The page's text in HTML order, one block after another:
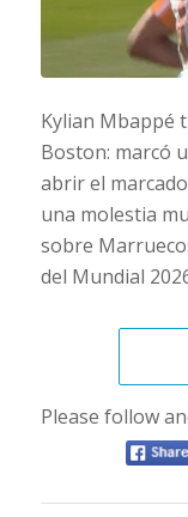
Kylian Mbappé
Boston: marcó
abrir el
una molestia
sobre
del Mundial
Please follow